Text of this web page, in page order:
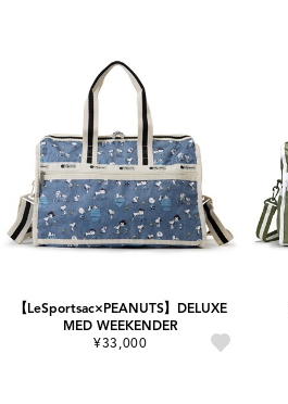
【LeSportsac×PEANUTS】DELUXE
MED WEEKENDER
¥33,000